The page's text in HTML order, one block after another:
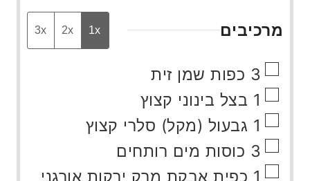
מרכיבים 1x
2x
3x
▢
3 כפות שמן זית
▢
1 בצל בינוני קצוץ
▢
1 גבעול (מקל) סלרי קצוץ
▢
3 כוסות מים רותחים
▢
1 כפית אבקת מרק ירקות אורגני